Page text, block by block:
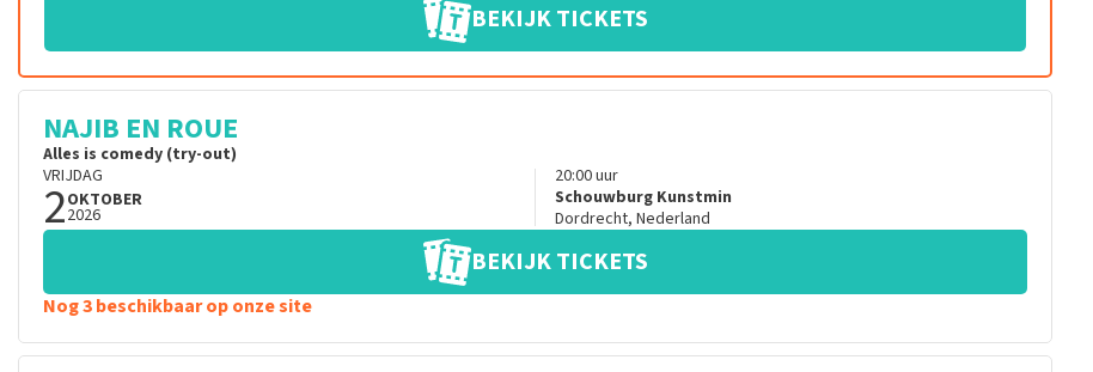
BEKIJK TICKETS
NAJIB EN ROUE
Alles is comedy (try-out)
VRIJDAG
2OKTOBER
2026
20:00uur
Schouwburg Kunstmin
Dordrecht, Nederland
BEKIJK TICKETS
Nog 3 beschikbaar op onze site